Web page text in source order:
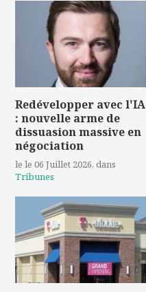
Redévelopper avec l'IA
: nouvelle arme de
dissuasion massive en
négociation
le le 06 Juillet 2026, dans
Tribunes